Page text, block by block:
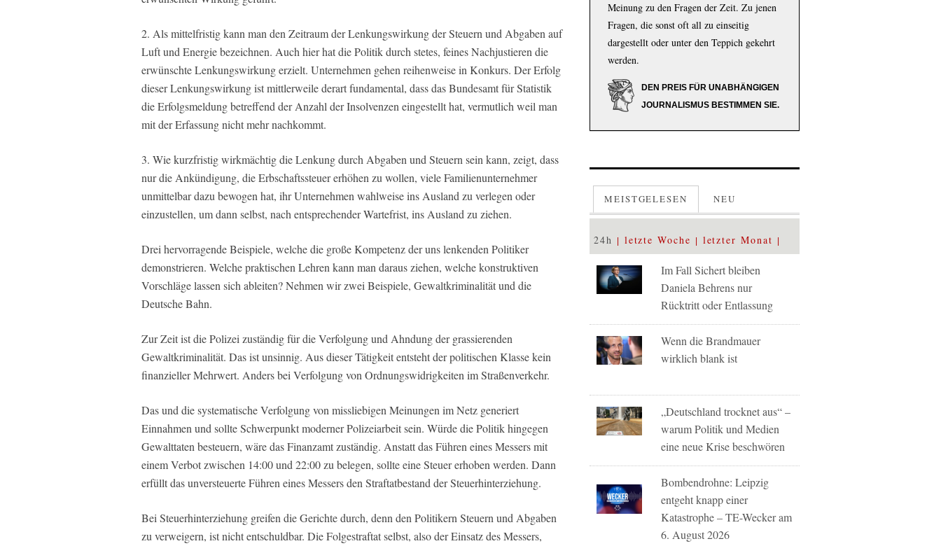
2. Als mittelfristig kann man den Zeitraum der Lenkungswirkung der Steuern und Abgaben auf
Luft und Energie bezeichnen. Auch hier hat die Politik durch stetes, feines Nachjustieren die
erwünschte Lenkungswirkung erzielt. Unternehmen gehen reihenweise in Konkurs. Der Erfolg
dieser Lenkungswirkung ist mittlerweile derart fundamental, dass das Bundesamt für Statistik
die Erfolgsmeldung betreffend der Anzahl der Insolvenzen eingestellt hat, vermutlich weil man
mit der Erfassung nicht mehr nachkommt.
3. Wie kurzfristig wirkmächtig die Lenkung durch Abgaben und Steuern sein kann, zeigt, dass
nur die Ankündigung, die Erbschaftssteuer erhöhen zu wollen, viele Familienunternehmer
unmittelbar dazu bewogen hat, ihr Unternehmen wahlweise ins Ausland zu verlegen oder
einzustellen, um dann selbst, nach entsprechender Wartefrist, ins Ausland zu ziehen.
Drei hervorragende Beispiele, welche die große Kompetenz der uns lenkenden Politiker
demonstrieren. Welche praktischen Lehren kann man daraus ziehen, welche konstruktiven
Vorschläge lassen sich ableiten? Nehmen wir zwei Beispiele, Gewaltkriminalität und die
Deutsche Bahn.
Zur Zeit ist die Polizei zuständig für die Verfolgung und Ahndung der grassierenden
Gewaltkriminalität. Das ist unsinnig. Aus dieser Tätigkeit entsteht der politischen Klasse kein
finanzieller Mehrwert. Anders bei Verfolgung von Ordnungswidrigkeiten im Straßenverkehr.
Das und die systematische Verfolgung von missliebigen Meinungen im Netz generiert
Einnahmen und sollte Schwerpunkt moderner Polizeiarbeit sein. Würde die Politik hingegen
Gewalttaten besteuern, wäre das Finanzamt zuständig. Anstatt das Führen eines Messers mit
einem Verbot zwischen 14:00 und 22:00 zu belegen, sollte eine Steuer erhoben werden. Dann
erfüllt das unversteuerte Führen eines Messers den Straftatbestand der Steuerhinterziehung.
Bei Steuerhinterziehung greifen die Gerichte durch, denn den Politikern Steuern und Abgaben
zu verweigern, ist nicht entschuldbar. Die Folgestraftat selbst, also der Einsatz des Messers,
Meinung zu den Fragen der Zeit. Zu jenen
Fragen, die sonst oft all zu einseitig
dargestellt oder unter den Teppich gekehrt
werden.
DEN PREIS FÜR UNABHÄNGIGEN
JOURNALISMUS BESTIMMEN SIE.
MEISTGELESEN NEU
24h letzte Woche letzter Monat
Im Fall Sichert bleiben
Daniela Behrens nur
Rücktritt oder Entlassung
Wenn die Brandmauer
wirklich blank ist
„Deutschland trocknet aus“ –
warum Politik und Medien
eine neue Krise beschwören
Bombendrohne: Leipzig
entgeht knapp einer
Katastrophe – TE-Wecker am
6. August 2026